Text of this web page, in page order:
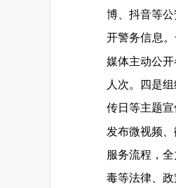
博、抖音等
开警务信息
媒体主动公
人次。四是
传日等主题
发布微视频
服务流程，
毒等法律、